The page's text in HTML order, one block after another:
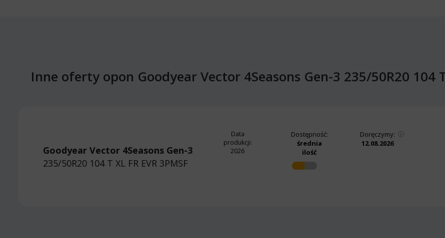
Inne oferty opon Goodyear Vector 4Seasons Gen-3 235/50R20 104 T
Goodyear Vector 4Seasons Gen-3
235/50R20 104 T XL FR EVR 3PMSF
Data
produkcji:
2026
Dostępność:
średnia
ilość
Doręczymy:
12.08.2026